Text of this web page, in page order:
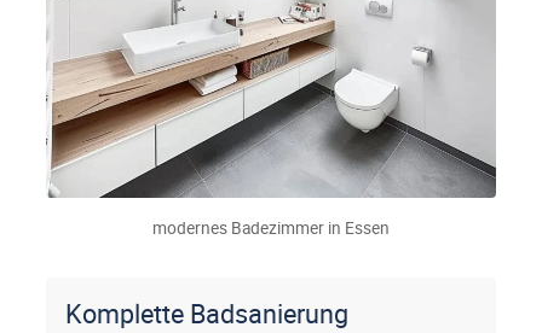
modernes Badezimmer in Essen
Komplette Badsanierung